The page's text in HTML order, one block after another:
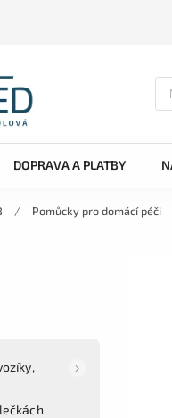
DOPRAVA A PLATBY
/ Pomůcky pro domácí péči